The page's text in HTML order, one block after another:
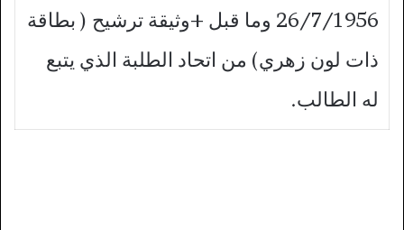
26/7/1956 وما قبل +وثيقة ترشيح ( بطاقة
ذات لون زهري) من اتحاد الطلبة الذي يتبع
له الطالب.